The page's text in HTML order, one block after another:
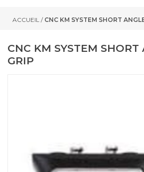
ACCUEIL / CNC KM SYSTEM SHORT
CNC KM SYSTEM SHORT
GRIP